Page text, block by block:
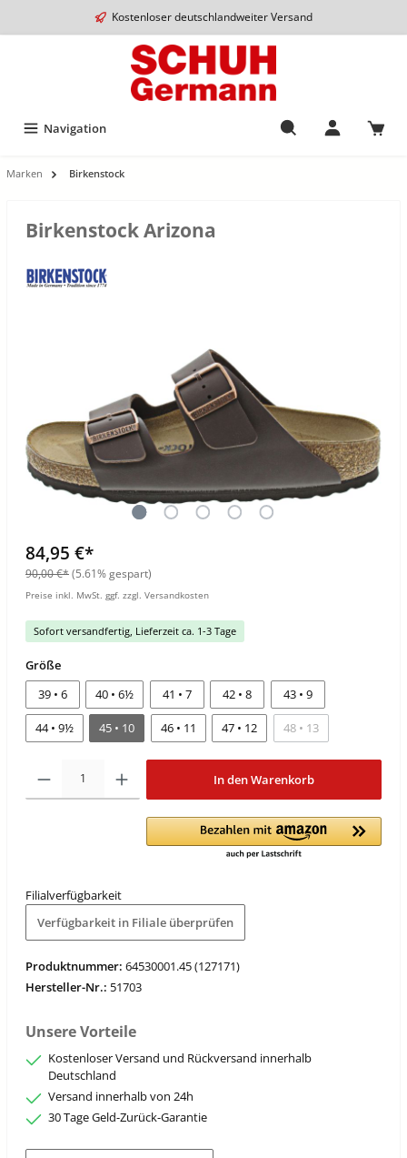
Kostenloser deutschlandweiter Versand
Navigation
Marken Birkenstock
Birkenstock Arizona
84,95 €*
90,00 €*(5.61% gespart)
Preise inkl. MwSt. ggf. zzgl. Versandkosten
Sofort versandfertig, Lieferzeit ca. 1-3 Tage
Größe
39 • 6
40 • 6½ 41 • 7 42 • 8 43 • 9
44 • 9½ 45 • 10 46 • 11 47 • 12 48 • 13
In den Warenkorb
Filialverfügbarkeit
Verfügbarkeit in Filiale überprüfen
Produktnummer: 64530001.45 (127171)
Hersteller-Nr.: 51703
Unsere Vorteile
Kostenloser Versand und Rückversand innerhalb
Deutschland
Versand innerhalb von 24h
30 Tage Geld-Zurück-Garantie